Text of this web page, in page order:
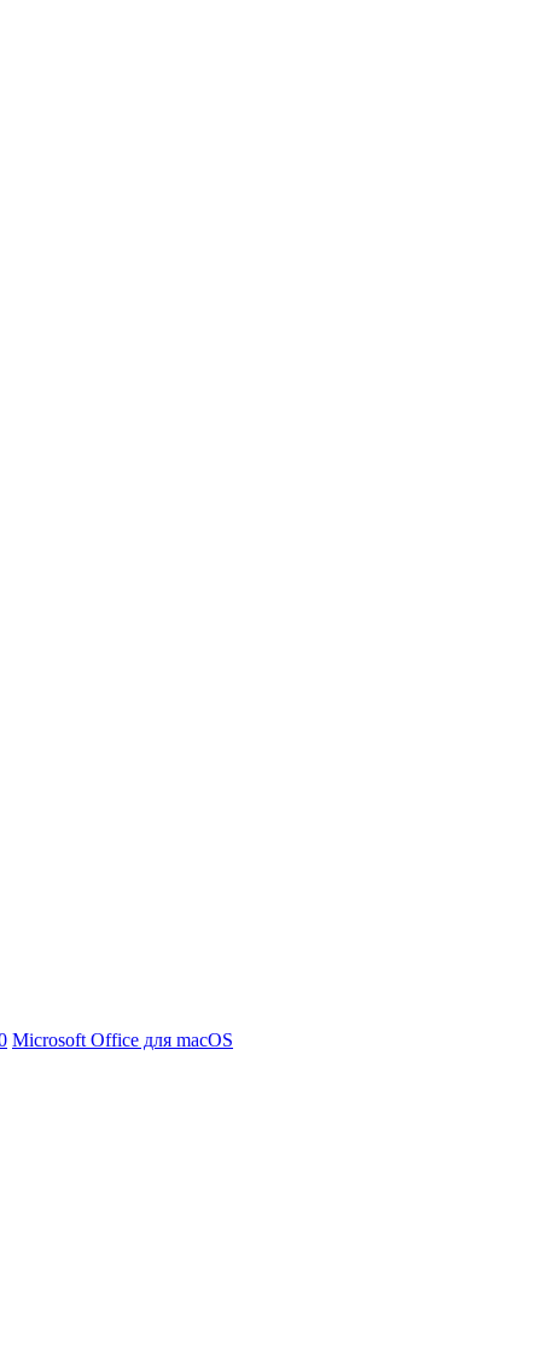
Microsoft Office для macOS